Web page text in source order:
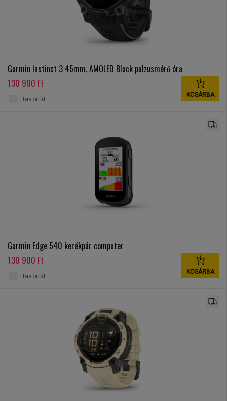
Garmin Instinct 3 45mm, AMOLED Black pulzusmérő óra
130 900 Ft
KOSÁRBA
Hasonlít
Garmin Edge 540 kerékpár computer
130 900 Ft
KOSÁRBA
Hasonlít